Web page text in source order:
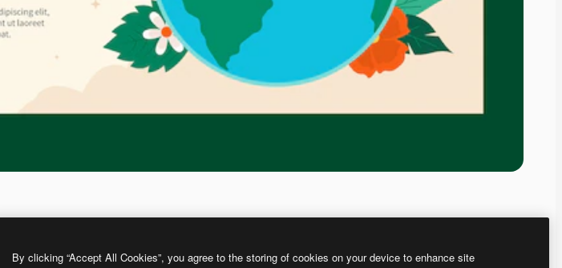
By clicking “Accept All Cookies”, you agree to the storing of cookies on your device to enhance site